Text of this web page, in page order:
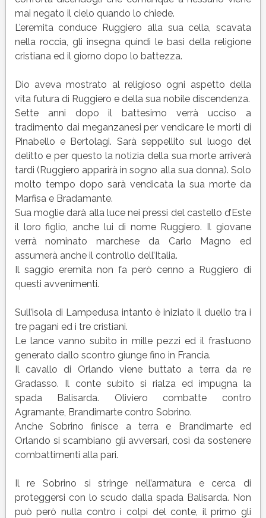
mai negato il cielo quando lo chiede.
L’eremita conduce Ruggiero alla sua cella, scavata
nella roccia, gli insegna quindi le basi della religione
cristiana ed il giorno dopo lo battezza.
Dio aveva mostrato al religioso ogni aspetto della
vita futura di Ruggiero e della sua nobile discendenza.
Sette anni dopo il battesimo verrà ucciso a
tradimento dai meganzanesi per vendicare le morti di
Pinabello e Bertolagi. Sarà seppellito sul luogo del
delitto e per questo la notizia della sua morte arriverà
tardi (Ruggiero apparirà in sogno alla sua donna). Solo
molto tempo dopo sarà vendicata la sua morte da
Marfisa e Bradamante.
Sua moglie darà alla luce nei pressi del castello d’Este
il loro figlio, anche lui di nome Ruggiero. Il giovane
verrà nominato marchese da Carlo Magno ed
assumerà anche il controllo dell’Italia.
Il saggio eremita non fa però cenno a Ruggiero di
questi avvenimenti.
Sull’isola di Lampedusa intanto è iniziato il duello tra i
tre pagani ed i tre cristiani.
Le lance vanno subito in mille pezzi ed il frastuono
generato dallo scontro giunge fino in Francia.
Il cavallo di Orlando viene buttato a terra da re
Gradasso. Il conte subito si rialza ed impugna la
spada Balisarda. Oliviero combatte contro
Agramante, Brandimarte contro Sobrino.
Anche Sobrino finisce a terra e Brandimarte ed
Orlando si scambiano gli avversari, così da sostenere
combattimenti alla pari.
Il re Sobrino si stringe nell’armatura e cerca di
proteggersi con lo scudo dalla spada Balisarda. Non
può però nulla contro i colpi del conte, il primo gli